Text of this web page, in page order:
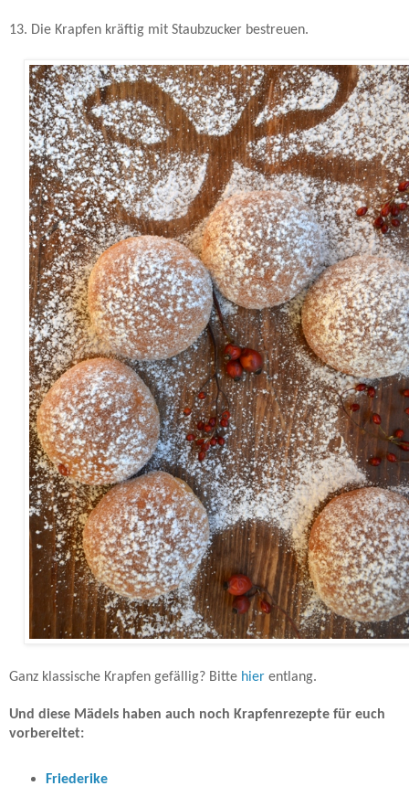
13. Die Krapfen kräftig mit Staubzucker bestreuen.
Ganz klassische Krapfen gefällig? Bitte hier entlang.
Und diese Mädels haben auch noch Krapfenrezepte für euch
vorbereitet:
Friederike